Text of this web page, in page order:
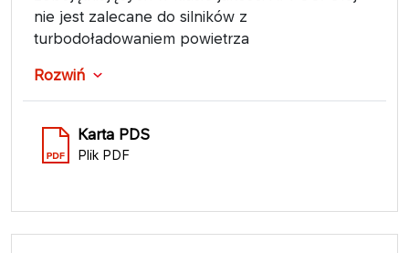
nie jest zalecane do silników z
turbodoładowaniem powietrza
Rozwiń
Karta PDS
Plik PDF